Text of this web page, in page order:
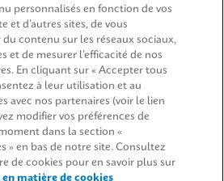
logo, GeneXpert®, Xpert®, and I-CORE® are trademarks
personnalisés en fonction de vos
et d’autres sites, de vous
contenu sur les réseaux sociaux,
et de mesurer l’efficacité de nos
En cliquant sur « Accepter tous
à leur utilisation et au
avec nos partenaires (voir le lien
modifier vos préférences de
dans la section «
» en bas de notre site. Consultez
de cookies pour en savoir plus sur
en matière de cookies